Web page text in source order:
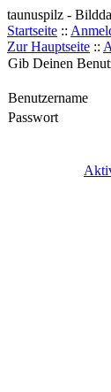
taunuspilz -
Startseite ::
Zur Hauptseite ::
Gib Deinen
Benutzername
Passwort